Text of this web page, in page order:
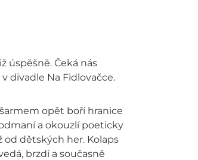
úspěšně. Čeká nás
divadle Na Fidlovačce.
opět boří hranice
a okouzlí poeticky
dětských her. Kolaps
brzdí a současně